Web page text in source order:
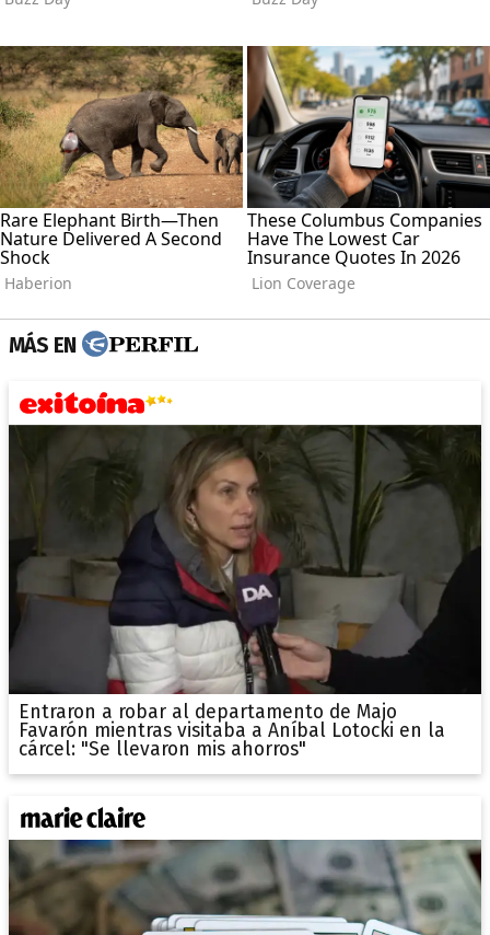
MÁS EN
Entraron a robar al departamento de Majo
Favarón mientras visitaba a Aníbal Lotocki en la
cárcel: "Se llevaron mis ahorros"